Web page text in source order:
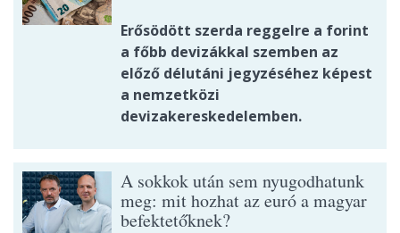
Erősödött szerda reggelre a forint
a főbb devizákkal szemben az
előző délutáni jegyzéséhez képest
a nemzetközi
devizakereskedelemben.
A sokkok után sem nyugodhatunk
meg: mit hozhat az euró a magyar
befektetőknek?